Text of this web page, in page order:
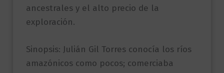
ancestrales y el alto precio de la
exploración.
Sinopsis: Julián Gil Torres conocía los ríos
amazónicos como pocos; comerciaba